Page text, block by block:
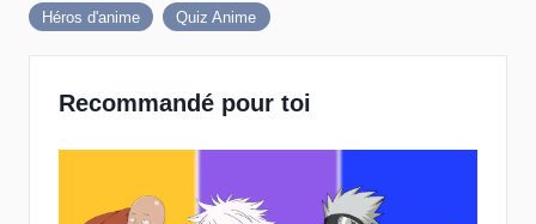
Héros d'anime Quiz Anime
Recommandé pour toi